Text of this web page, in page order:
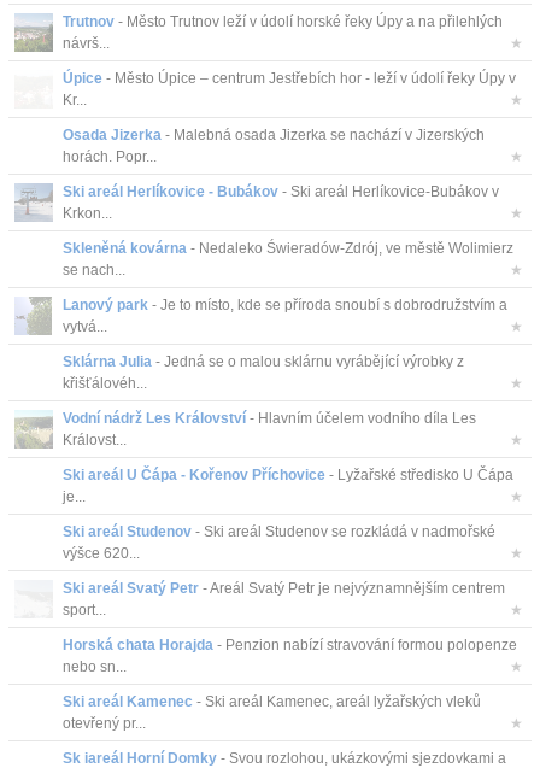
Trutnov - Město Trutnov leží v údolí horské řeky Úpy a na přilehlých
návrš...
★
Úpice - Město Úpice – centrum Jestřebích hor - leží v údolí řeky Úpy v
Kr...
★
Osada Jizerka - Malebná osada Jizerka se nachází v Jizerských
horách. Popr...
★
Ski areál Herlíkovice - Bubákov - Ski areál Herlíkovice-Bubákov v
Krkon...
★
Skleněná kovárna - Nedaleko Świeradów-Zdrój, ve městě Wolimierz
se nach...
★
Lanový park - Je to místo, kde se příroda snoubí s dobrodružstvím a
vytvá...
★
Sklárna Julia - Jedná se o malou sklárnu vyrábějící výrobky z
křišťálovéh...
★
Vodní nádrž Les Království - Hlavním účelem vodního díla Les
Královst...
★
Ski areál U Čápa - Kořenov Příchovice - Lyžařské středisko U Čápa
je...
★
Ski areál Studenov - Ski areál Studenov se rozkládá v nadmořské
výšce 620...
★
Ski areál Svatý Petr - Areál Svatý Petr je nejvýznamnějším centrem
sport...
★
Horská chata Horajda - Penzion nabízí stravování formou polopenze
nebo sn...
★
Ski areál Kamenec - Ski areál Kamenec, areál lyžařských vleků
otevřený pr...
★
Sk iareál Horní Domky - Svou rozlohou, ukázkovými sjezdovkami a